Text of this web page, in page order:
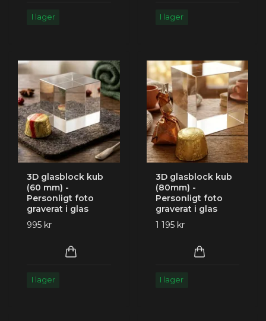
I lager I lager
3D glasblock kub
(60 mm) -
Personligt foto
graverat i glas
995 kr
I lager
3D glasblock kub
(80mm) -
Personligt foto
graverat i glas
1 195 kr
I lager